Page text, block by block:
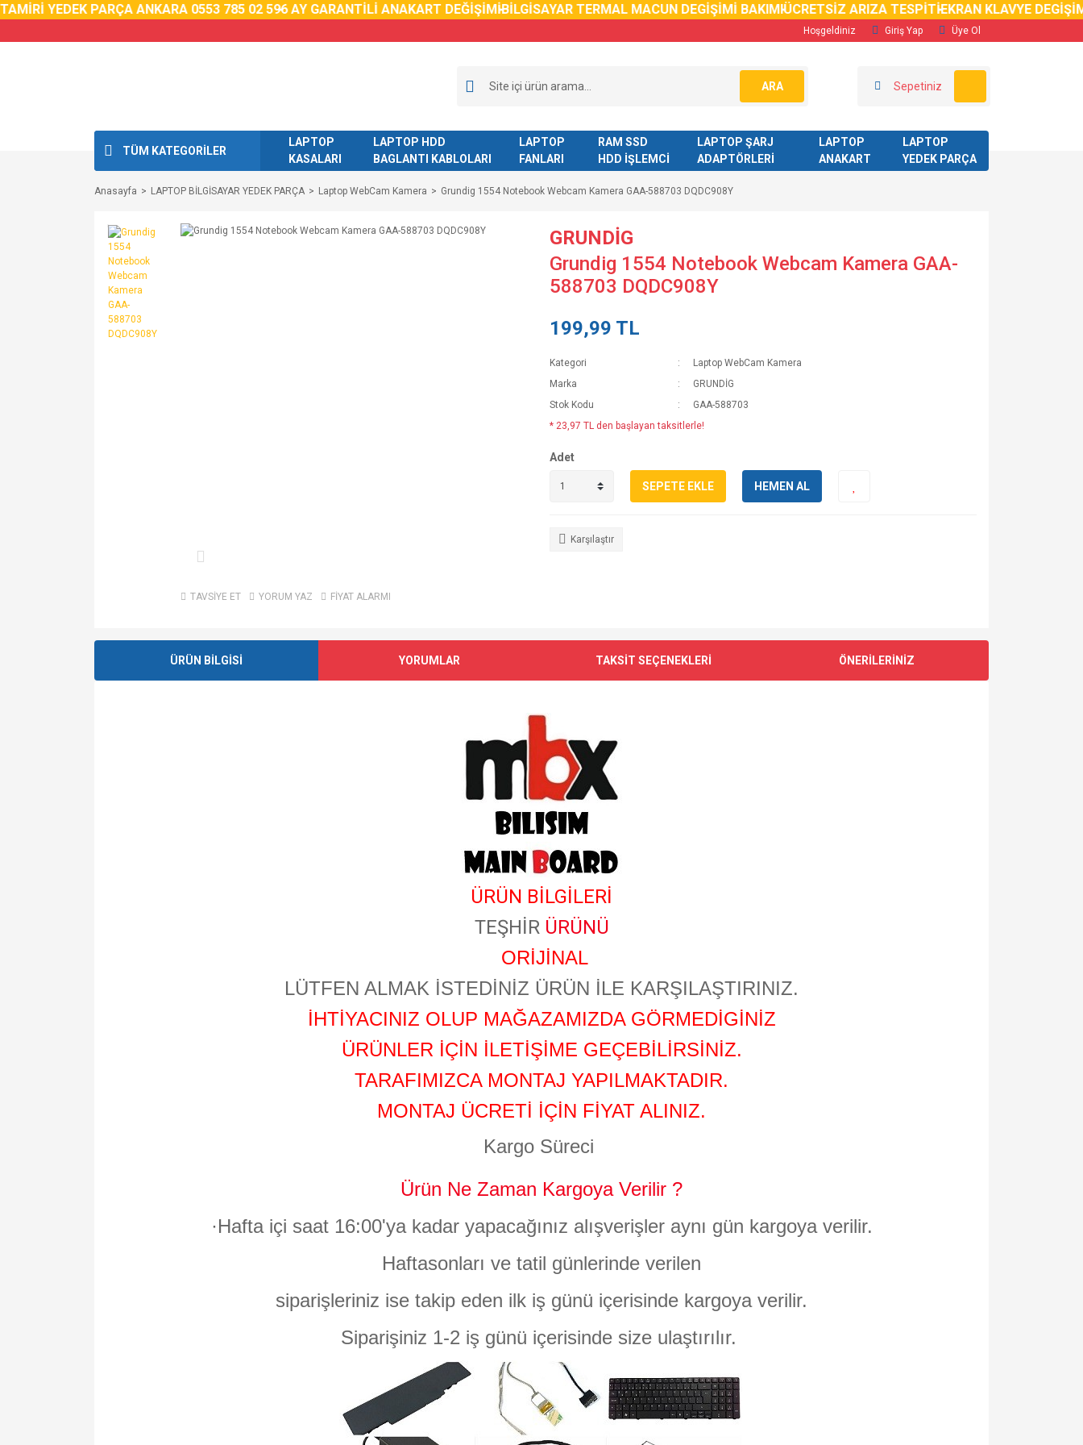
YEDEK PARÇA ANKARA 0553 785 02 596 AY GARANTİLİ ANAKART DEĞİŞİMİBİLGİSAYAR TERMAL MACUN DEGİŞİMİ BAKIMIÜCRETSİZ ARIZA TESPİTİEKRAN KLAVYE DEGİŞİMİ
Hoşgeldiniz Giriş Yap Üye Ol
ARA Sepetiniz
TÜM KATEGORİLER
LAPTOP
KASALARI
LAPTOP HDD
BAGLANTI KABLOLARI
LAPTOP
FANLARI
RAM SSD
HDD İŞLEMCİ
LAPTOP ŞARJ
ADAPTÖRLERİ
LAPTOP
ANAKART
LAPTOP
YEDEK PARÇA
Anasayfa LAPTOP BİLGİSAYAR YEDEK PARÇA Laptop WebCam Kamera Grundig 1554 Notebook Webcam Kamera GAA-588703 DQDC908Y
TAVSİYE ET YORUM YAZ FİYAT ALARMI
GRUNDİG
Grundig 1554 Notebook Webcam Kamera GAA-
588703 DQDC908Y
199,99 TL
Kategori
Laptop WebCam Kamera
Marka
GRUNDİG
Stok Kodu
GAA-588703
* 23,97 TL den başlayan taksitlerle!
Adet
SEPETE EKLE HEMEN AL
Karşılaştır
ÜRÜN BİLGİSİ YORUMLAR TAKSİT SEÇENEKLERİ ÖNERİLERİNİZ
ÜRÜN BİLGİLERİ
TEŞHİR ÜRÜNÜ
ORİJİNAL
LÜTFEN ALMAK İSTEDİNİZ ÜRÜN İLE KARŞILAŞTIRINIZ.
İHTİYACINIZ OLUP MAĞAZAMIZDA GÖRMEDİGİNİZ
ÜRÜNLER İÇİN İLETİŞİME GEÇEBİLİRSİNİZ.
TARAFIMIZCA MONTAJ YAPILMAKTADIR.
MONTAJ ÜCRETİ İÇİN FİYAT ALINIZ.
Kargo Süreci
Ürün Ne Zaman Kargoya Verilir ?
·Hafta içi saat 16:00'ya kadar yapacağınız alışverişler aynı gün kargoya verilir.
Haftasonları ve tatil günlerinde verilen
siparişleriniz ise takip eden ilk iş günü içerisinde kargoya verilir.
Siparişiniz 1-2 iş günü içerisinde size ulaştırılır.